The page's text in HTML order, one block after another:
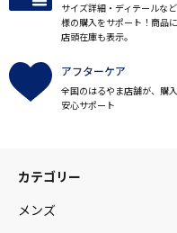
サイズ詳細・ディテールな
様の購入をサポート！商品
店頭在庫も表示。
アフターケア
全国のはるやま店舗が、購
安心サポート
カテゴリー
メンズ